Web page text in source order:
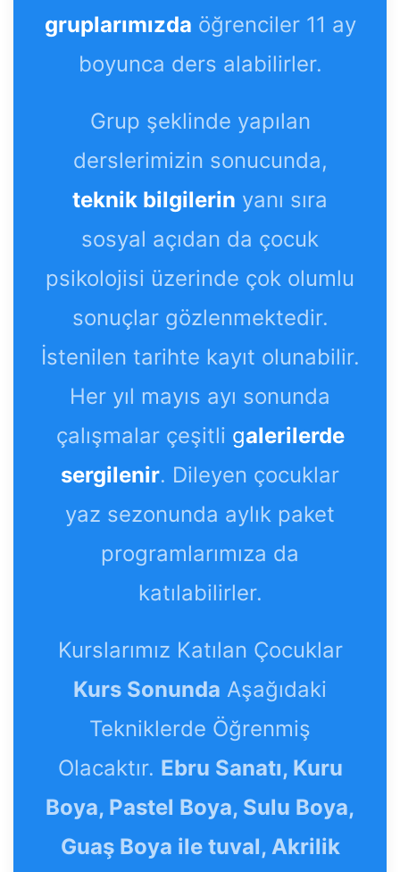
gruplarımızda öğrenciler 11 ay
boyunca ders alabilirler.
Grup şeklinde yapılan
derslerimizin sonucunda,
teknik bilgilerin yanı sıra
sosyal açıdan da çocuk
psikolojisi üzerinde çok olumlu
sonuçlar gözlenmektedir.
İstenilen tarihte kayıt olunabilir.
Her yıl mayıs ayı sonunda
çalışmalar çeşitli galerilerde
sergilenir. Dileyen çocuklar
yaz sezonunda aylık paket
programlarımıza da
katılabilirler.
Kurslarımız Katılan Çocuklar
Kurs Sonunda Aşağıdaki
Tekniklerde Öğrenmiş
Olacaktır. Ebru Sanatı, Kuru
Boya, Pastel Boya, Sulu Boya,
Guaş Boya ile tuval, Akrilik